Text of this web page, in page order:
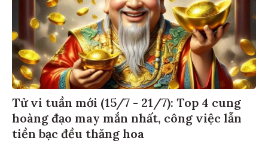
Tử vi tuần mới (15/7 - 21/7): Top 4 cung
hoàng đạo may mắn nhất, công việc lẫn
tiền bạc đều thăng hoa